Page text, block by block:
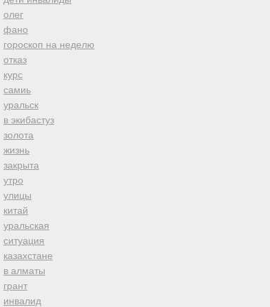
олег
фано
гороскоп на неделю
отказ
курс
самиь
уральск
в экибастуз
золота
жизнь
закрыта
утро
улицы
китай
уральская
ситуация
казахстане
в алматы
грант
инвалид